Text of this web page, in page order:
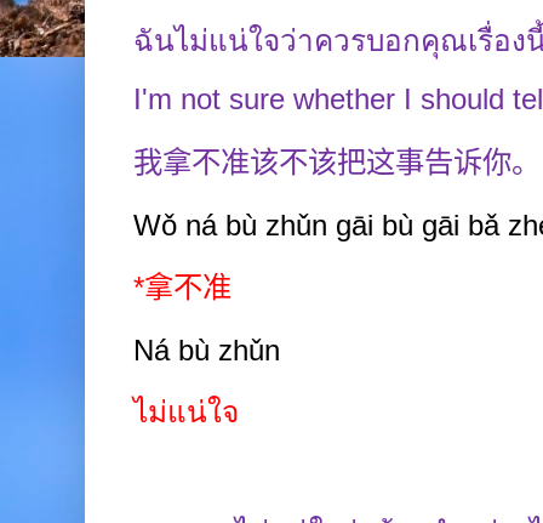
ฉันไม่แน่ใจว่าควรบอกคุณเรื่อง
I'm not sure whether I should
我拿不准该不该把这事告诉你。
Wǒ ná bù zhǔn gāi bù gāi bǎ
*拿不准
Ná bù zhǔn
ไม่แน่ใจ